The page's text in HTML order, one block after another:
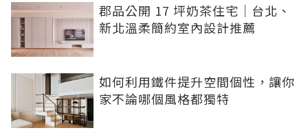
郡品公開 17 坪奶茶住宅｜台北、
新北溫柔簡約室內設計推薦
如何利用鐵件提升空間個性，讓你
家不論哪個風格都獨特